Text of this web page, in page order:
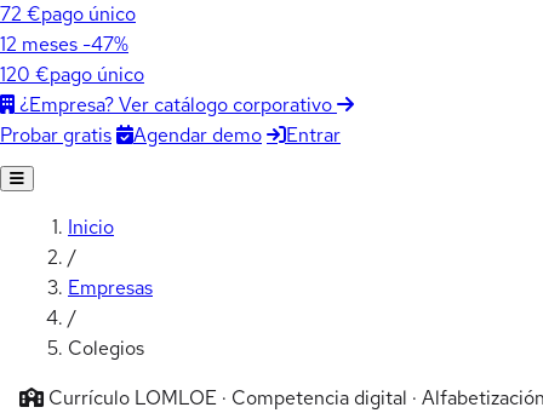
72 €pago único
12 meses -47%
120 €pago único
¿Empresa? Ver catálogo corporativo
Probar gratis
Agendar demo Entrar
Inicio
/
Empresas
/
Colegios
Currículo LOMLOE · Competencia digital ·